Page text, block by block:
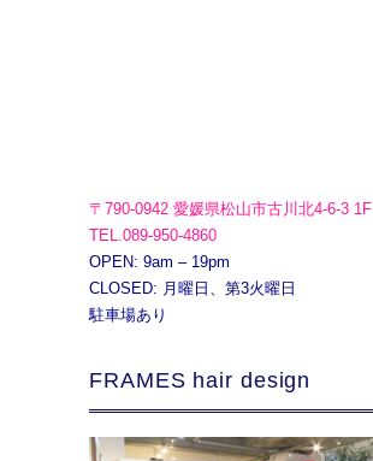
〒790-0942 愛媛県松山市古川北4-6-3 1F
TEL.089-950-4860
OPEN: 9am – 19pm
CLOSED: 月曜日、第3火曜日
駐車場あり
FRAMES hair design